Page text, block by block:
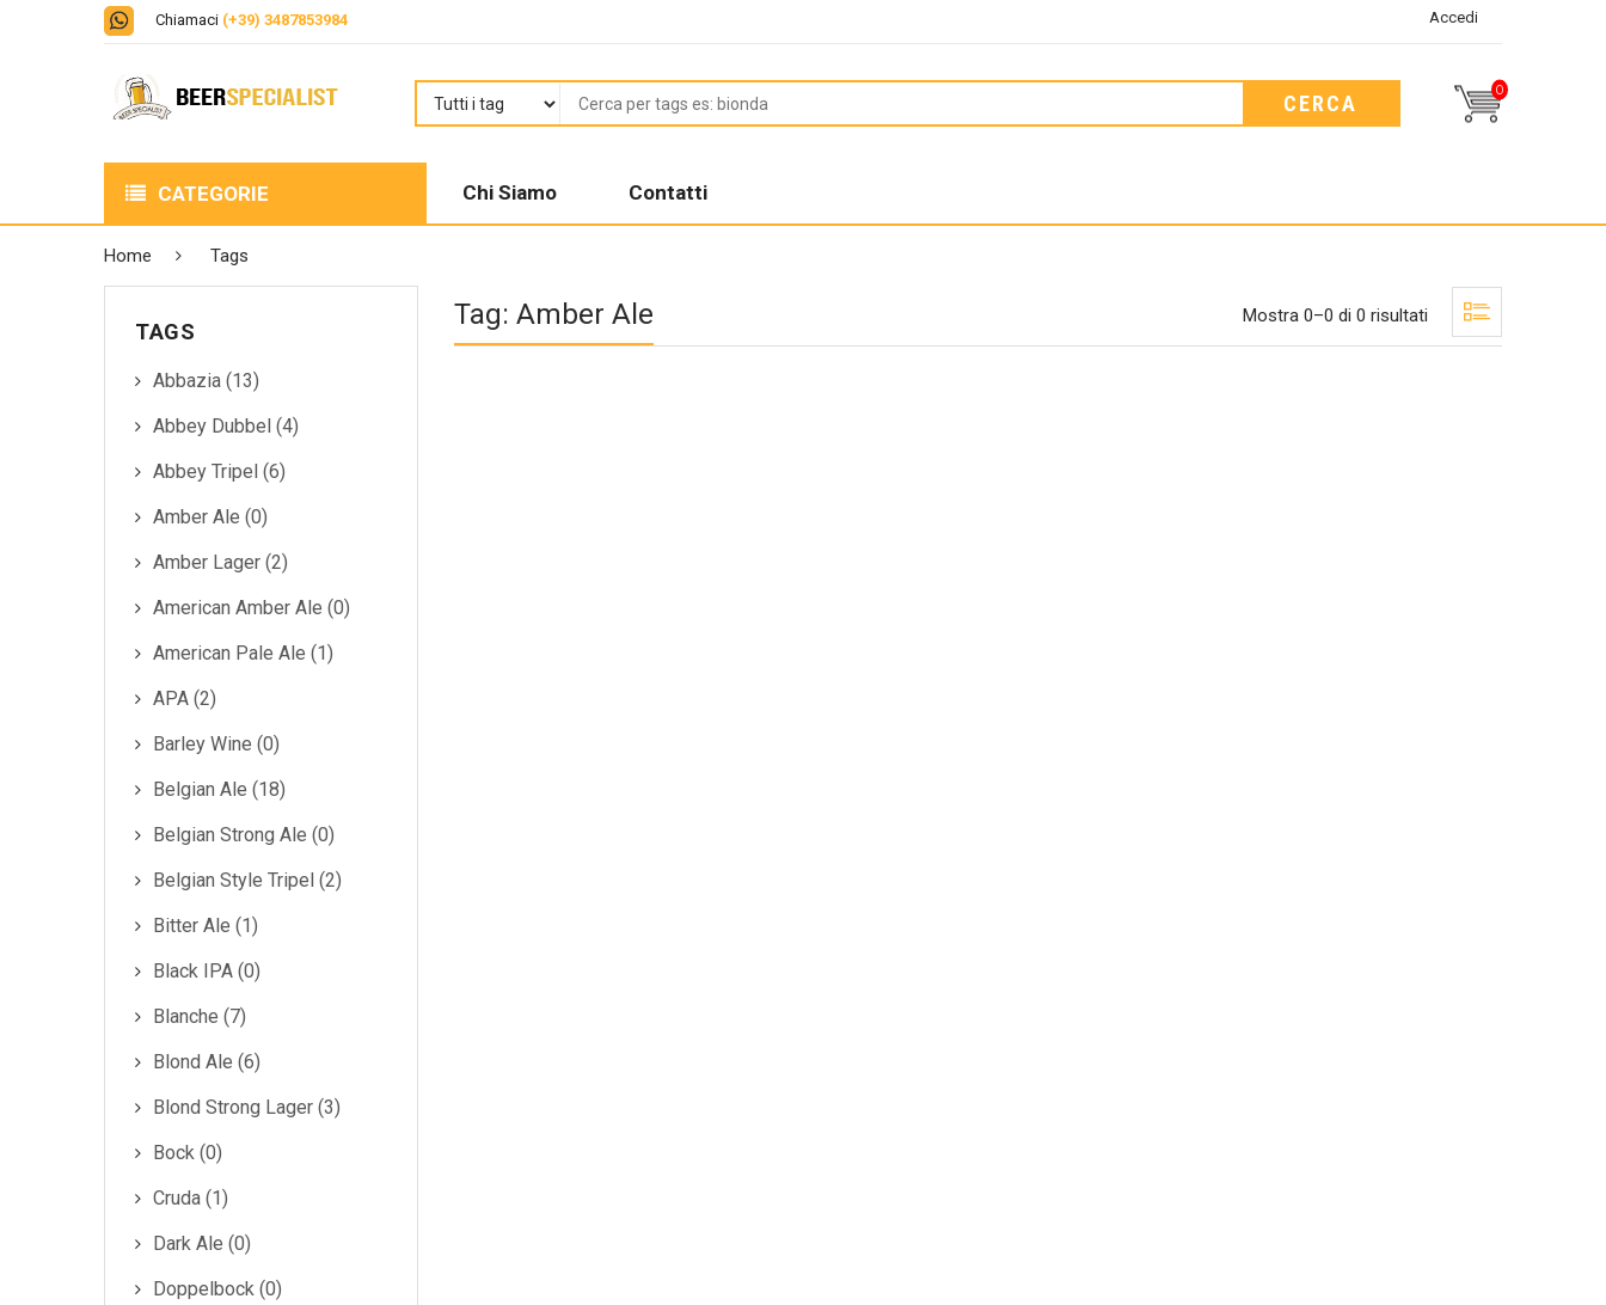
Chiamaci (+39) 3487853984 Accedi
CERCA
0
CATEGORIE Chi Siamo Contatti
BIRRE
DISTILLATI
PERFECT DRAFT
Cecoslovacchia
Home Tags
TAGS
Abbazia (13)
Abbey Dubbel (4)
Abbey Tripel (6)
Amber Ale (0)
Amber Lager (2)
American Amber Ale (0)
American Pale Ale (1)
APA (2)
Barley Wine (0)
Belgian Ale (18)
Belgian Strong Ale (0)
Belgian Style Tripel (2)
Bitter Ale (1)
Black IPA (0)
Blanche (7)
Blond Ale (6)
Blond Strong Lager (3)
Bock (0)
Cruda (1)
Dark Ale (0)
Doppelbock (0)
Tag: Amber Ale Mostra 0–0 di 0 risultati